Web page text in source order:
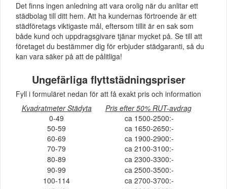
Det finns ingen anledning att vara orolig när du anlitar ett
städbolag till ditt hem. Att ha kundernas förtroende är ett
städföretags viktigaste mål, eftersom tillit är en sak som
både kund och uppdragsgivare tjänar mycket på. Se till att
företaget du bestämmer dig för erbjuder städgaranti, så du
kan vara säker på att de pålitliga!
Ungefärliga flyttstädningspriser
Fyll i formuläret nedan för att få exakt pris och information
Kvadratmeter Städyta
Pris efter 50% RUT-avdrag
0-49
ca 1500-2500:-
50-59
ca 1650-2650:-
60-69
ca 1900-2900:-
70-79
ca 2100-3100:-
80-89
ca 2300-3300:-
90-99
ca 2500-3500:-
100-114
ca 2700-3700:-